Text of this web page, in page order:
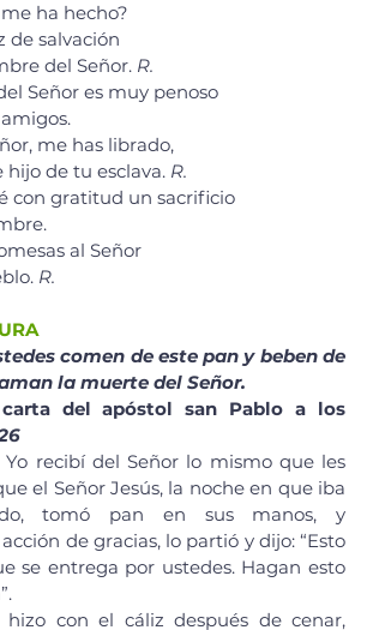
ha hecho?
de salvación
del Señor. R.
del Señor es muy penoso
me has librado,
hijo de tu esclava. R.
con gratitud un sacrificio
al Señor
R.
comen de este pan y beben de
la muerte del Señor.
del apóstol san Pablo a los
el Señor Jesús, la noche en que iba
tomó pan en sus manos, y
de gracias, lo partió y dijo: “Esto
se entrega por ustedes. Hagan esto